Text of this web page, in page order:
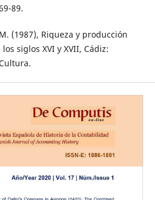
89.
(1987), Riqueza y producción
siglos XVI y XVII, Cádiz: